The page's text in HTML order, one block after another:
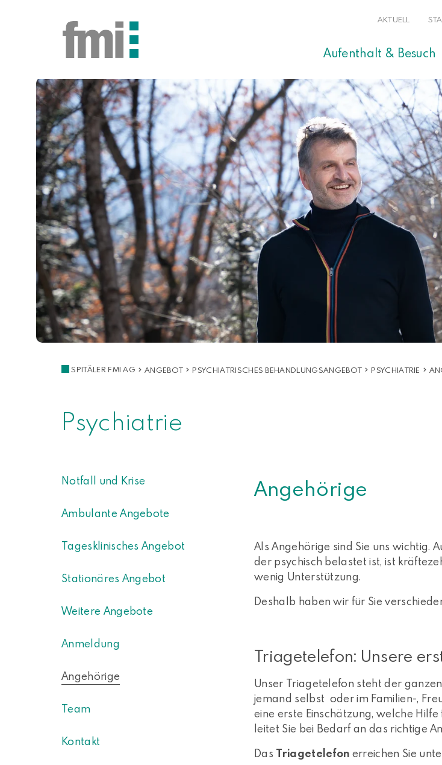
AKTUELL
Aufenthalt & Besuch
SPITÄLER FMI AG ANGEBOT PSYCHIATRISCHES BEHANDLUNGSANGEBOT PSYCHIATRIE
Psychiatrie
Notfall und Krise
Ambulante Angebote
Tagesklinisches Angebot
Stationäres Angebot
Weitere Angebote
Anmeldung
Angehörige
Team
Kontakt
Angehörige
Als Angehörige sind Sie uns wichtig.
der psychisch belastet ist, ist
wenig Unterstützung.
Deshalb haben wir für Sie
Triagetelefon: Unsere
Unser Triagetelefon steht der
jemand selbst oder im Familien-,
eine erste Einschätzung, welche
leitet Sie bei Bedarf an das richtige
Das Triagetelefon erreichen Sie